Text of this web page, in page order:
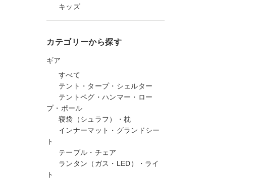
キッズ
カテゴリーから探す
ギア
すべて
テント・タープ・シェルター
テントペグ・ハンマー・ロー
プ・ポール
寝袋（シュラフ）・枕
インナーマット・グランドシー
ト
テーブル・チェア
ランタン（ガス・LED）・ライ
ト